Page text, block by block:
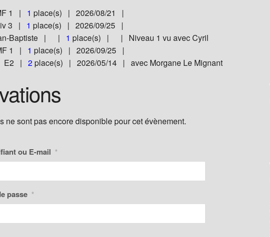
1 | 1 place(s) | 2026/08/21 |
3 | 1 place(s) | 2026/09/25 |
Baptiste | | 1 place(s) | | Niveau 1 vu avec Cyril
1 | 1 place(s) | 2026/09/25 |
E2 | 2place(s) | 2026/05/14 | avec Morgane Le Mignant
ne sont pas encore disponible pour cet évènement.
ou E-mail *
passe *